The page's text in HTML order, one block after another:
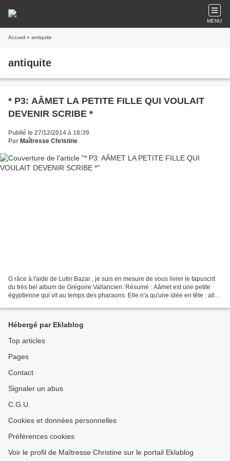
MENU
Accueil » antiquite
antiquite
* P3: AÂMET LA PETITE FILLE QUI VOULAIT
DEVENIR SCRIBE *
Publié le 27/12/2014 à 18:39
Par Maîtresse Christine
G râce à l'aide de Lutin Bazar , je suis en mesure de vous livrer le tapuscrit
du très bel album de Grégoire Vallancien: Résumé : Aâmet est une petite
égyptienne qui vit au temps des pharaons. Elle n'a qu'une idée en tête : aller
Hébergé par Eklablog
Top articles
Pages
Contact
Signaler un abus
C.G.U.
Cookies et données personnelles
Préférences cookies
Voir le profil de Maîtresse Christine sur le portail Eklablog